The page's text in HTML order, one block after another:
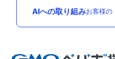
AIへの取り組みお客様の